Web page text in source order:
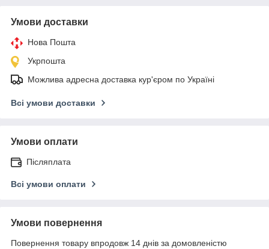
Умови доставки
Нова Пошта
Укрпошта
Можлива адресна доставка кур'єром по Україні
Всі умови доставки
Умови оплати
Післяплата
Всі умови оплати
Умови повернення
Повернення товару впродовж 14 днів за домовленістю